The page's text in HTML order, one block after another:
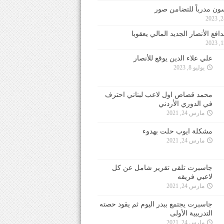
مدرباً للتضامن صور
الأنصار الجديد المالي يعقوبا
علي علاء الدين يوقع للأنصار
يوليو 8, 2023
محمد قصاص اول لاعب لبناني احترف
في الدوري الأردني
مارس 24, 2021
مشكلة ايوب حلت بهدوء
مارس 24, 2021
جاسبرت تلقى تقرير شامل عن كل
لاعبي فريقه
مارس 24, 2021
جاسبرت يجتمع ببدر اليوم ثم يقود حصته
التدريبية الأولى
مارس 24, 2021